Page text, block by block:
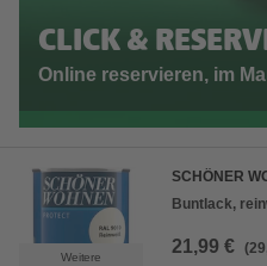
CLICK &
Online reservieren, im
Weitere
SCHÖNER
Buntlack,
21,99 €